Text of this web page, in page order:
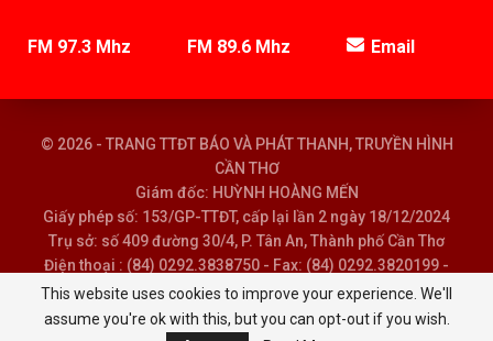
FM 97.3 Mhz FM 89.6 Mhz Email
© 2026 - TRANG TTĐT BÁO VÀ PHÁT THANH, TRUYỀN HÌNH
CẦN THƠ
Giám đốc: HUỲNH HOÀNG MẾN
Giấy phép số: 153/GP-TTĐT, cấp lại lần 2 ngày 18/12/2024
Trụ sở: số 409 đường 30/4, P. Tân An, Thành phố Cần Thơ
Điện thoại : (84) 0292.3838750 - Fax: (84) 0292.3820199 -
Email : baoptth@cantho.gov.vn
This website uses cookies to improve your experience. We'll
assume you're ok with this, but you can opt-out if you wish.